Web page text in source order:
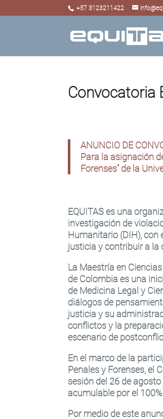
+57 3123211422
Convocatoria
ANUNCIO DE
Para la asignación
Forenses” de la
EQUITASes una
investigación de
Humanitario (DIH), con
justicia y contribuir a la
La Maestría en
de Colombia es una
de Medicina Legal y
diálogos de
justicia y su
conflictos y la
escenario de
En el marco de la
Penales y Forenses, el
sesión del 26 de
acumulable por el
Por medio de este